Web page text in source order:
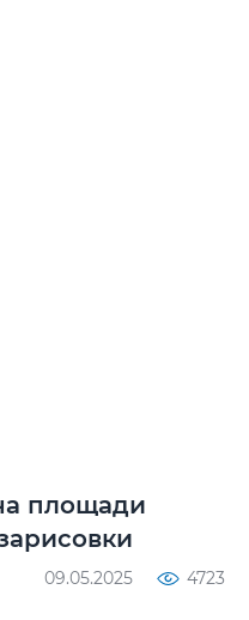
площади
09.05.2025 4723